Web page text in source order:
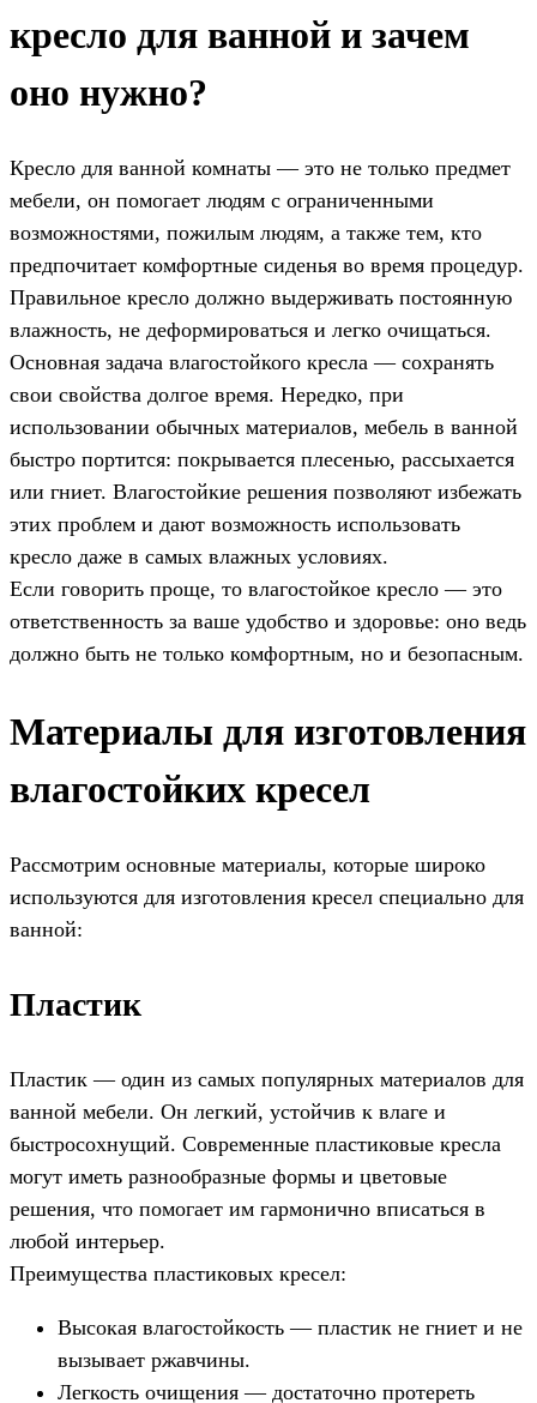
кресло для ванной и зачем
оно нужно?
Кресло для ванной комнаты — это не только предмет
мебели, он помогает людям с ограниченными
возможностями, пожилым людям, а также тем, кто
предпочитает комфортные сиденья во время процедур.
Правильное кресло должно выдерживать постоянную
влажность, не деформироваться и легко очищаться.
Основная задача влагостойкого кресла — сохранять
свои свойства долгое время. Нередко, при
использовании обычных материалов, мебель в ванной
быстро портится: покрывается плесенью, рассыхается
или гниет. Влагостойкие решения позволяют избежать
этих проблем и дают возможность использовать
кресло даже в самых влажных условиях.
Если говорить проще, то влагостойкое кресло — это
ответственность за ваше удобство и здоровье: оно ведь
должно быть не только комфортным, но и безопасным.
Материалы для изготовления
влагостойких кресел
Рассмотрим основные материалы, которые широко
используются для изготовления кресел специально для
ванной:
Пластик
Пластик — один из самых популярных материалов для
ванной мебели. Он легкий, устойчив к влаге и
быстросохнущий. Современные пластиковые кресла
могут иметь разнообразные формы и цветовые
решения, что помогает им гармонично вписаться в
любой интерьер.
Преимущества пластиковых кресел:
Высокая влагостойкость — пластик не гниет и не
вызывает ржавчины.
Легкость очищения — достаточно протереть